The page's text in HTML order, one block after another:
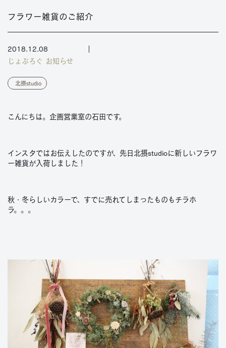
フラワー雑貨のご紹介
2018.12.08
じょぶろぐ お知らせ
北摂studio
こんにちは。企画営業室の石田です。
インスタではお伝えしたのですが、先日北摂studioに新しいフラワ
ー雑貨が入荷しました！
秋・冬らしいカラーで、すでに売れてしまったものもチラホ
ラ。。。